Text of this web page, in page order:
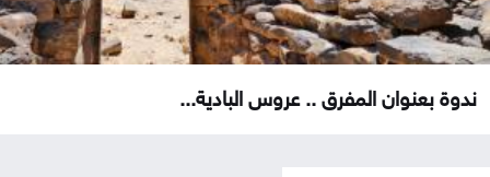
ندوة بعنوان المفرق .. عروس البادية...